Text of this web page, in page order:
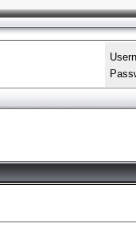
Connect
L'équipe
Hall Of Fame